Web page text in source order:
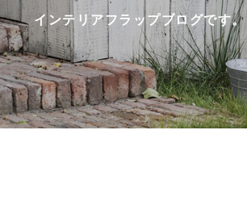
インテリアフラップブログです。